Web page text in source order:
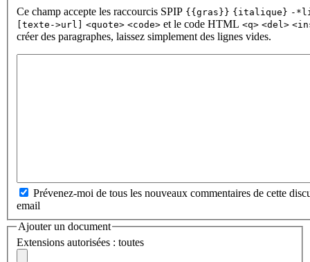
Ce champ accepte les raccourcis SPIP {{gras}} {italique} -
[texte->url] <quote> <code> et le code HTML <q> <del>
créer des paragraphes, laissez simplement des lignes vides.
Prévenez-moi de tous les nouveaux commentaires de cette
email
Ajouter un document
Extensions autorisées : toutes